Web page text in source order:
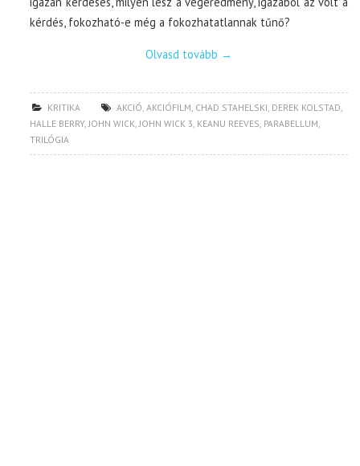
kérdés, fokozható-e még a fokozhatatlannak tűnő?
Olvasd tovább →
KRITIKA AKCIÓ ,AKCIÓFILM CHAD STAHELSKI DEREK KOLSTAD
HALLE BERRY, JOHN WICK JOHN WICK 3 KEANU REEVES PARABELLUM
TRILÓGIA